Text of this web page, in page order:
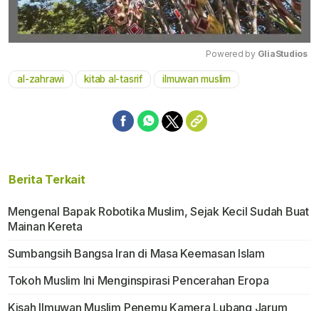
Powered by GliaStudios
al-zahrawi kitab al-tasrif ilmuwan muslim
Berita Terkait
Mengenal Bapak Robotika Muslim, Sejak Kecil Sudah Buat
Mainan Kereta
Sumbangsih Bangsa Iran di Masa Keemasan Islam
Tokoh Muslim Ini Menginspirasi Pencerahan Eropa
Kisah Ilmuwan Muslim Penemu Kamera Lubang Jarum